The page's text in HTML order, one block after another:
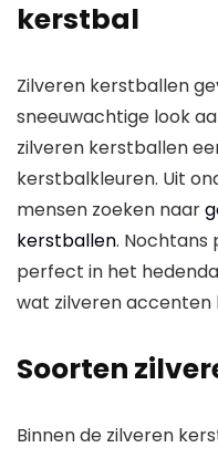
kerstbal
Zilveren kerstballen
sneeuwachtige look
zilveren kerstballen
kerstbalkleuren. Uit
mensen zoeken naar
kerstballen. Nochtans
perfect in het
wat zilveren accenten
Soorten
Binnen de zilveren